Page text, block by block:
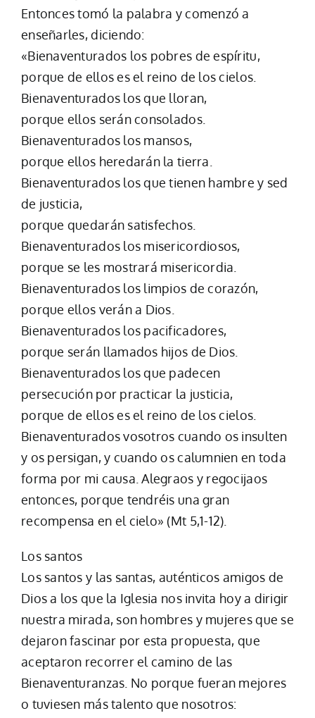
Entonces tomó la palabra y comenzó a
enseñarles, diciendo:
«Bienaventurados los pobres de espíritu,
porque de ellos es el reino de los cielos.
Bienaventurados los que lloran,
porque ellos serán consolados.
Bienaventurados los mansos,
porque ellos heredarán la tierra.
Bienaventurados los que tienen hambre y sed
de justicia,
porque quedarán satisfechos.
Bienaventurados los misericordiosos,
porque se les mostrará misericordia.
Bienaventurados los limpios de corazón,
porque ellos verán a Dios.
Bienaventurados los pacificadores,
porque serán llamados hijos de Dios.
Bienaventurados los que padecen
persecución por practicar la justicia,
porque de ellos es el reino de los cielos.
Bienaventurados vosotros cuando os insulten
y os persigan, y cuando os calumnien en toda
forma por mi causa. Alegraos y regocijaos
entonces, porque tendréis una gran
recompensa en el cielo» (Mt 5,1-12).
Los santos
Los santos y las santas, auténticos amigos de
Dios a los que la Iglesia nos invita hoy a dirigir
nuestra mirada, son hombres y mujeres que se
dejaron fascinar por esta propuesta, que
aceptaron recorrer el camino de las
Bienaventuranzas. No porque fueran mejores
o tuviesen más talento que nosotros: